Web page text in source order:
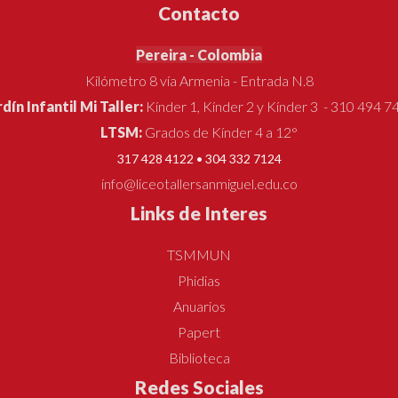
Contacto
Pereira - Colombia
Kilómetro 8 vía Armenia - Entrada N.8
Infantil Mi Taller: Kínder 1, Kínder 2 y Kínder 3 - 310 494
LTSM: Grados de Kínder 4 a 12°
317 428 4122 • 304 332 7124
info@liceotallersanmiguel.edu.co
Links de Interes
TSMMUN
Phidias
Anuarios
Papert
Biblioteca
Redes Sociales